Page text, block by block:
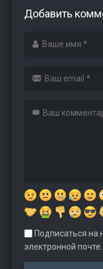
Добавить
Подписаться на
электронной почте.